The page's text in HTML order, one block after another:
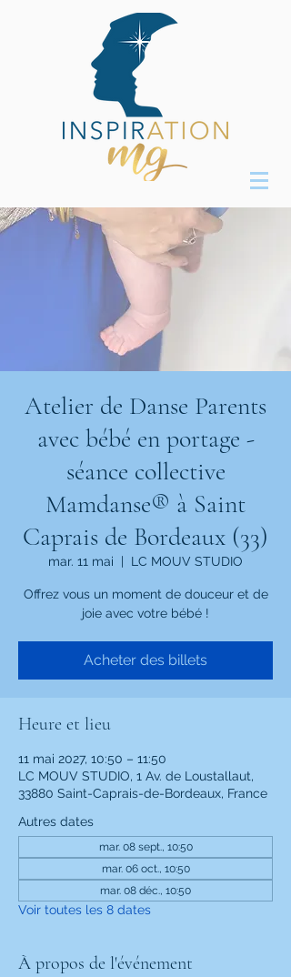
Atelier de Danse Parents
avec bébé en portage -
séance collective
Mamdanse® à Saint
Caprais de Bordeaux (33)
mar. 11 mai LC MOUV STUDIO
Offrez vous un moment de douceur et de
joie avec votre bébé !
Acheter des billets
Heure et lieu
11 mai 2027, 10:50 – 11:50
LC MOUV STUDIO, 1 Av. de Loustallaut,
33880 Saint-Caprais-de-Bordeaux, France
Autres dates
mar. 08 sept., 10:50
mar. 06 oct., 10:50
mar. 08 déc., 10:50
Voir toutes les 8 dates
À propos de l'événement